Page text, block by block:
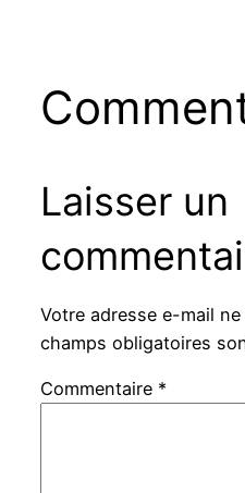
Laisser un
Votre adresse e-mail
champs obligatoires
Commentaire *